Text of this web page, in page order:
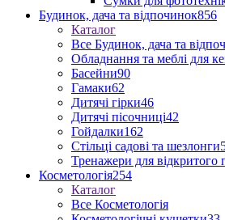
Будинок, дача та відпочинок856
Каталог
Все Будинок, дача та
Обладнання та меблі для
Басейни90
Гамаки62
Дитячі гірки46
Дитячі пісочниці42
Гойдалки162
Стільці садові та шезлонги
Тренажери для відкритого
Косметологія254
Каталог
Все Косметологія